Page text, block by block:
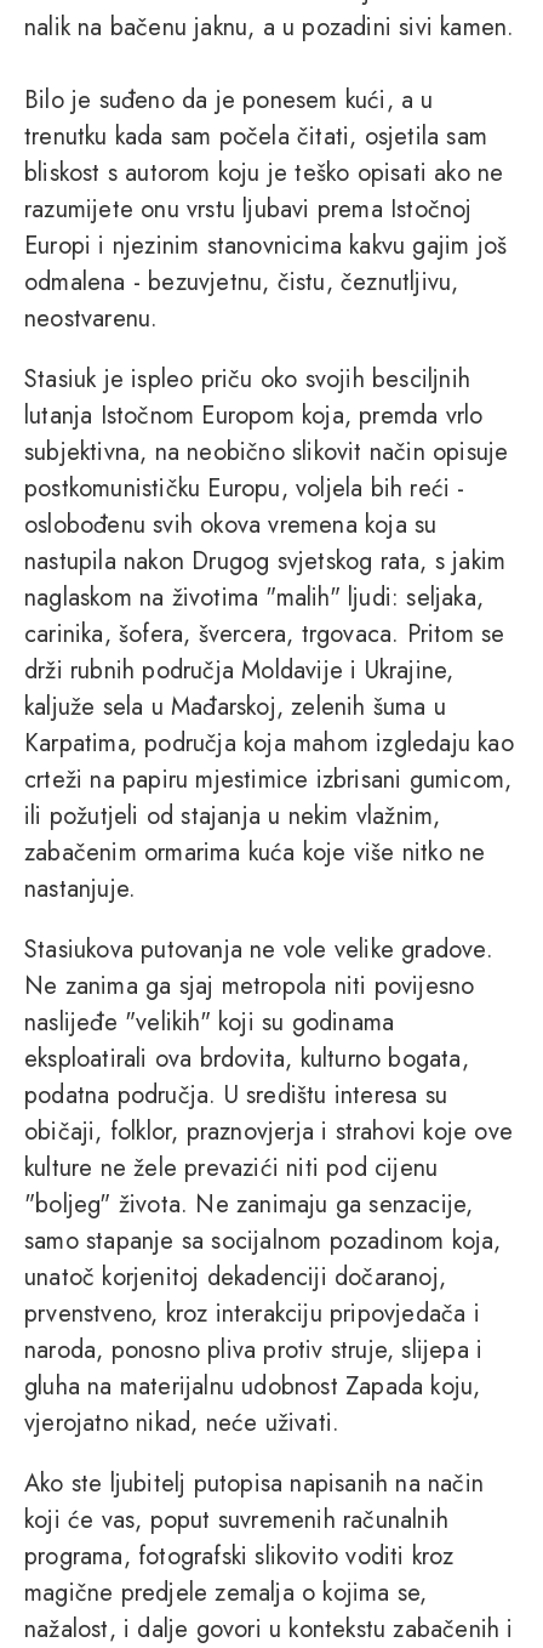
nalik na bačenu jaknu, a u pozadini sivi kamen.
Bilo je suđeno da je ponesem kući, a u
trenutku kada sam počela čitati, osjetila sam
bliskost s autorom koju je teško opisati ako ne
razumijete onu vrstu ljubavi prema Istočnoj
Europi i njezinim stanovnicima kakvu gajim još
odmalena - bezuvjetnu, čistu, čeznutljivu,
neostvarenu.
Stasiuk je ispleo priču oko svojih besciljnih
lutanja Istočnom Europom koja, premda vrlo
subjektivna, na neobično slikovit način opisuje
postkomunističku Europu, voljela bih reći -
oslobođenu svih okova vremena koja su
nastupila nakon Drugog svjetskog rata, s jakim
naglaskom na životima "malih" ljudi: seljaka,
carinika, šofera, švercera, trgovaca. Pritom se
drži rubnih područja Moldavije i Ukrajine,
kaljuže sela u Mađarskoj, zelenih šuma u
Karpatima, područja koja mahom izgledaju kao
crteži na papiru mjestimice izbrisani gumicom,
ili požutjeli od stajanja u nekim vlažnim,
zabačenim ormarima kuća koje više nitko ne
nastanjuje.
Stasiukova putovanja ne vole velike gradove.
Ne zanima ga sjaj metropola niti povijesno
naslijeđe "velikih" koji su godinama
eksploatirali ova brdovita, kulturno bogata,
podatna područja. U središtu interesa su
običaji, folklor, praznovjerja i strahovi koje ove
kulture ne žele prevazići niti pod cijenu
"boljeg" života. Ne zanimaju ga senzacije,
samo stapanje sa socijalnom pozadinom koja,
unatoč korjenitoj dekadenciji dočaranoj,
prvenstveno, kroz interakciju pripovjedača i
naroda, ponosno pliva protiv struje, slijepa i
gluha na materijalnu udobnost Zapada koju,
vjerojatno nikad, neće uživati.
Ako ste ljubitelj putopisa napisanih na način
koji će vas, poput suvremenih računalnih
programa, fotografski slikovito voditi kroz
magične predjele zemalja o kojima se,
nažalost, i dalje govori u kontekstu zabačenih i